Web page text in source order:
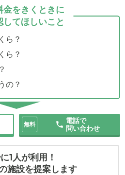
金をきくときに
してほしいこと
ら？
ら？
の？
無料
電話で
問い合わせ
1人が利用！
施設を提案します